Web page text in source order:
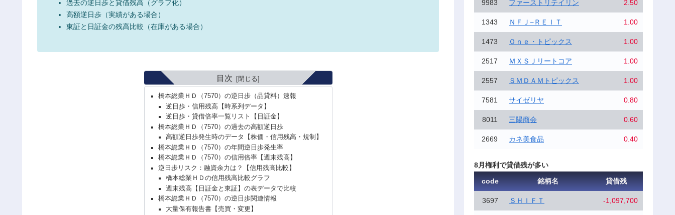
過去の逆日歩と貸借残高（グラフ化）
高額逆日歩（実績がある場合）
東証と日証金の残高比較（在庫がある場合）
目次
橋本総業ＨＤ（7570）の逆日歩（品貸料）速報
逆日歩・信用残高【時系列データ】
逆日歩・貸借倍率一覧リスト【日証金】
橋本総業ＨＤ（7570）の過去の高額逆日歩
高額逆日歩発生時のデータ【株価・信用残高・規制】
橋本総業ＨＤ（7570）の年間逆日歩発生率
橋本総業ＨＤ（7570）の信用倍率【週末残高】
逆日歩リスク：融資余力は？【信用残高比較】
橋本総業ＨＤの信用残高比較グラフ
週末残高【日証金と東証】の表データで比較
橋本総業ＨＤ（7570）の逆日歩関連情報
大量保有報告書【売買・変更】
9983 ファーストリテイリン 2.50
1343 ＮＦＪ−ＲＥＩＴ 1.00
1473 Ｏｎｅ・トピックス 1.00
2517 ＭＸＳＪリートコア 1.00
2557 ＳＭＤＡＭトピックス 1.00
7581 サイゼリヤ 0.80
8011 三陽商会 0.60
2669 カネ美食品 0.40
8月権利で貸借残が多い
code
銘柄名 貸借残
3697 ＳＨＩＦＴ -1,097,700